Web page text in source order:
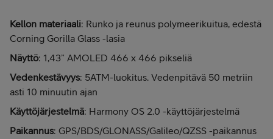
Kellon materiaali: Runko ja reunus polymeerikuitua, edestä
Corning Gorilla Glass -lasia
Näyttö: 1,43” AMOLED 466 x 466 pikseliä
Vedenkestävyys: 5ATM-luokitus. Vedenpitävä 50 metriin
asti 10 minuutin ajan
Käyttöjärjestelmä: Harmony OS 2.0 -käyttöjärjestelmä
Paikannus: GPS/BDS/GLONASS/Galileo/QZSS -paikannus